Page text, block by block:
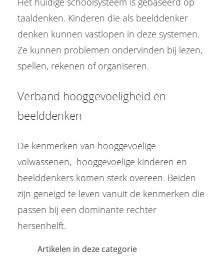
taaldenken. Kinderen die als beelddenker
denken kunnen vastlopen in deze systemen.
Ze kunnen problemen ondervinden bij lezen,
spellen, rekenen of organiseren.
Verband hooggevoeligheid en
beelddenken
De kenmerken van hooggevoelige
volwassenen, hooggevoelige kinderen en
beelddenkers komen sterk overeen. Beiden
zijn geneigd te leven vanuit de kenmerken die
passen bij een dominante rechter
hersenhelft.
Artikelen in deze categorie